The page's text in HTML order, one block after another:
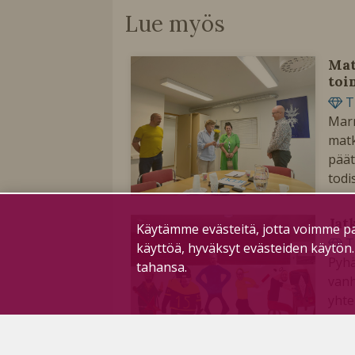
Lue myös
Käytämme evästeitä, jotta voimme
käyttöä, hyväksyt evästeiden
tahansa.